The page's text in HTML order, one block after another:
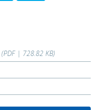
(PDF | 728.82 KB)